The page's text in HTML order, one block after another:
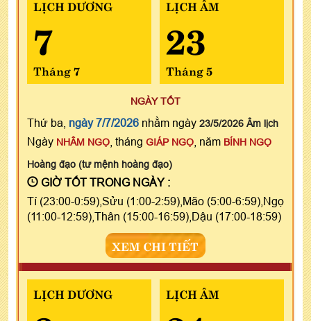
LỊCH DƯƠNG
7
Tháng 7
LỊCH ÂM
23
Tháng 5
NGÀY TỐT
Thứ ba, ngày 7/7/2026 nhằm ngày 23/5/2026 Âm lịch
Ngày NHÂM NGỌ , tháng GIÁP NGỌ , năm BÍNH NGỌ
Hoàng đạo (tư mệnh hoàng đạo)
GIỜ TỐT TRONG NGÀY :
Tí (23:00-0:59),Sửu (1:00-2:59),Mão (5:00-6:59),Ngọ
(11:00-12:59),Thân (15:00-16:59),Dậu (17:00-18:59)
XEM CHI TIẾT
LỊCH DƯƠNG LỊCH ÂM